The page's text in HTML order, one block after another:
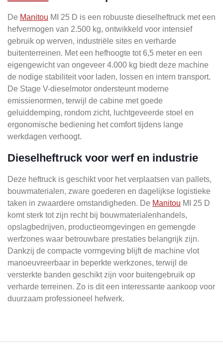
De Manitou MI 25 D is een robuuste dieselheftruck met een
hefvermogen van 2.500 kg, ontwikkeld voor intensief
gebruik op werven, industriële sites en verharde
buitenterreinen. Met een hefhoogte tot 6,5 meter en een
eigengewicht van ongeveer 4.000 kg biedt deze machine
de nodige stabiliteit voor laden, lossen en intern transport.
De Stage V-dieselmotor ondersteunt moderne
emissienormen, terwijl de cabine met goede
geluiddemping, rondom zicht, luchtgeveerde stoel en
ergonomische bediening het comfort tijdens lange
werkdagen verhoogt.
Dieselheftruck voor werf en industrie
Deze heftruck is geschikt voor het verplaatsen van pallets,
bouwmaterialen, zware goederen en dagelijkse logistieke
taken in zwaardere omstandigheden. De Manitou MI 25 D
komt sterk tot zijn recht bij bouwmaterialenhandels,
opslagbedrijven, productieomgevingen en gemengde
werfzones waar betrouwbare prestaties belangrijk zijn.
Dankzij de compacte vormgeving blijft de machine vlot
manoeuvreerbaar in beperkte werkzones, terwijl de
versterkte banden geschikt zijn voor buitengebruik op
verharde terreinen. Zo is dit een interessante aankoop voor
duurzaam professioneel hefwerk.